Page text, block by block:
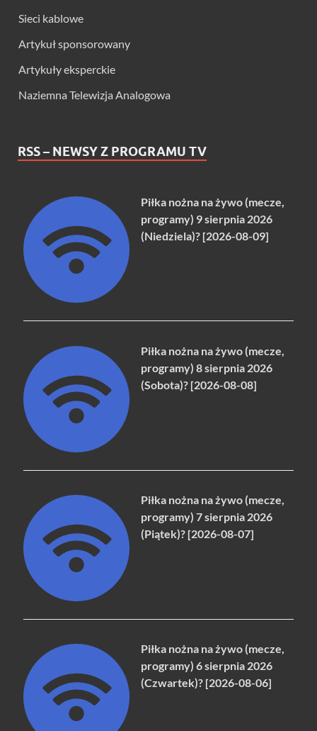
Sieci kablowe
Artykuł sponsorowany
Artykuły eksperckie
Naziemna Telewizja Analogowa
RSS – NEWSY Z PROGRAMU TV
Piłka nożna na żywo (mecze,
programy) 9 sierpnia 2026
(Niedziela)? [2026-08-09]
Piłka nożna na żywo (mecze,
programy) 8 sierpnia 2026
(Sobota)? [2026-08-08]
Piłka nożna na żywo (mecze,
programy) 7 sierpnia 2026
(Piątek)? [2026-08-07]
Piłka nożna na żywo (mecze,
programy) 6 sierpnia 2026
(Czwartek)? [2026-08-06]